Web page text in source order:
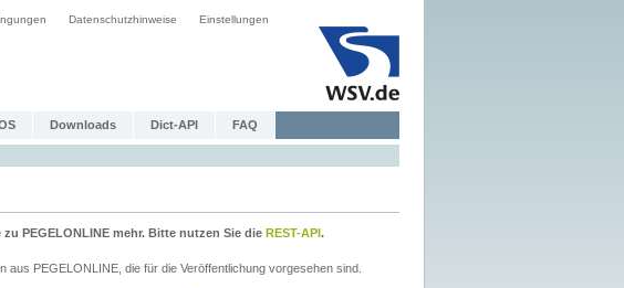
Datenschutzhinweise Einstellungen
Downloads Dict-API FAQ
PEGELONLINE mehr. Bitte nutzen Sie die REST-API.
PEGELONLINE, die für die Veröffentlichung vorgesehen sind.